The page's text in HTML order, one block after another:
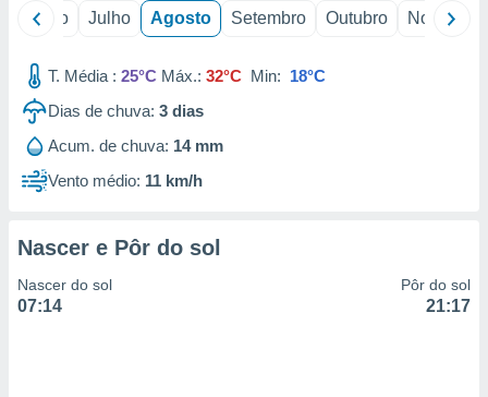
Junho Julho Agosto Setembro Outubro Novembro
T. Média : 25°C Máx.: 32°C Min: 18°C
Dias de chuva: 3 dias
Acum. de chuva: 14 mm
Vento médio: 11 km/h
Nascer e Pôr do sol
Nascer do sol
07:14
Pôr do sol
21:17